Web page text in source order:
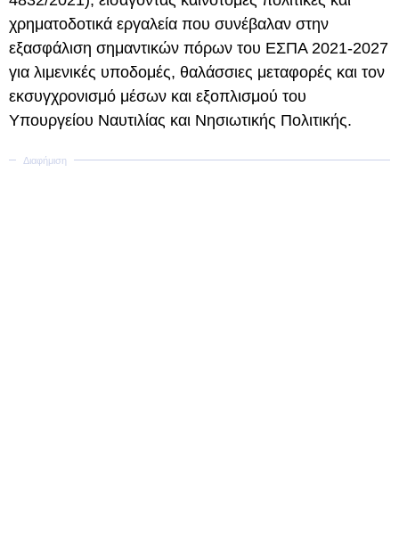
χρηματοδοτικά εργαλεία που συνέβαλαν στην
εξασφάλιση σημαντικών πόρων του ΕΣΠΑ 2021-2027
για λιμενικές υποδομές, θαλάσσιες μεταφορές και τον
εκσυγχρονισμό μέσων και εξοπλισμού του
Υπουργείου Ναυτιλίας και Νησιωτικής Πολιτικής.